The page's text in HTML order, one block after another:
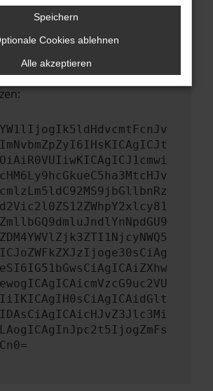
oben genannten Schritte
kontaktiere uns bitte. Wir
das Problem zu
Du kannst uns diesen Text
uns bei der Fehlersuche zu
Speichern
Cookies ablehnen
Alle akzeptieren